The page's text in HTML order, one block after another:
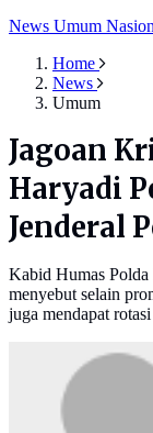
News Umum
Home
News
Umum
Jagoan
Haryadi
Jenderal
Kabid Humas
menyebut selain
juga mendapat